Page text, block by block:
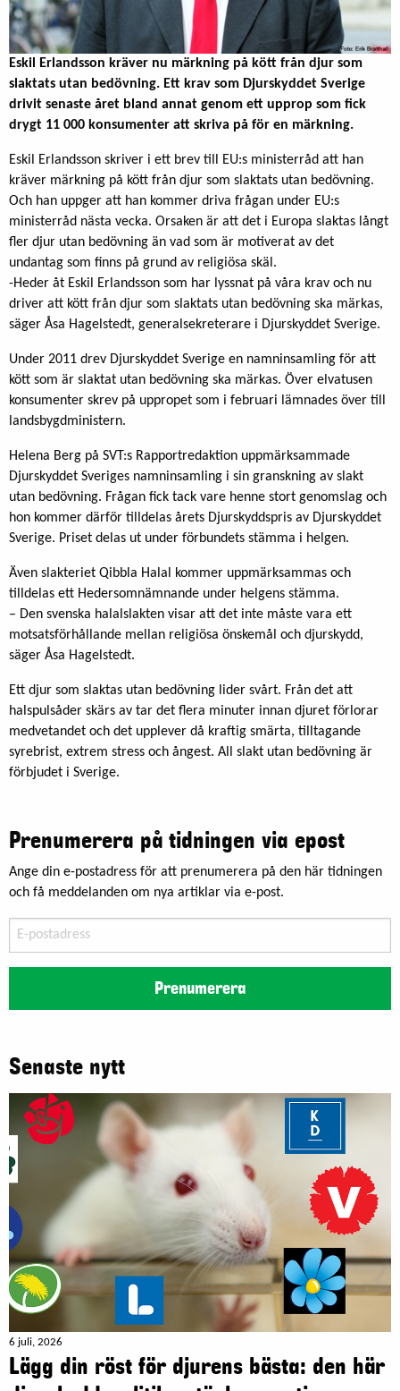
Eskil Erlandsson kräver nu märkning på kött från djur som
slaktats utan bedövning. Ett krav som Djurskyddet Sverige
drivit senaste året bland annat genom ett upprop som fick
drygt 11 000 konsumenter att skriva på för en märkning.
Eskil Erlandsson skriver i ett brev till EU:s ministerråd att han
kräver märkning på kött från djur som slaktats utan bedövning.
Och han uppger att han kommer driva frågan under EU:s
ministerråd nästa vecka. Orsaken är att det i Europa slaktas långt
fler djur utan bedövning än vad som är motiverat av det
undantag som finns på grund av religiösa skäl.
-Heder åt Eskil Erlandsson som har lyssnat på våra krav och nu
driver att kött från djur som slaktats utan bedövning ska märkas,
säger Åsa Hagelstedt, generalsekreterare i Djurskyddet Sverige.
Under 2011 drev Djurskyddet Sverige en namninsamling för att
kött som är slaktat utan bedövning ska märkas. Över elvatusen
konsumenter skrev på uppropet som i februari lämnades över till
landsbygdministern.
Helena Berg på SVT:s Rapportredaktion uppmärksammade
Djurskyddet Sveriges namninsamling i sin granskning av slakt
utan bedövning. Frågan fick tack vare henne stort genomslag och
hon kommer därför tilldelas årets Djurskyddspris av Djurskyddet
Sverige. Priset delas ut under förbundets stämma i helgen.
Även slakteriet Qibbla Halal kommer uppmärksammas och
tilldelas ett Hedersomnämnande under helgens stämma.
– Den svenska halalslakten visar att det inte måste vara ett
motsatsförhållande mellan religiösa önskemål och djurskydd,
säger Åsa Hagelstedt.
Ett djur som slaktas utan bedövning lider svårt. Från det att
halspulsåder skärs av tar det flera minuter innan djuret förlorar
medvetandet och det upplever då kraftig smärta, tilltagande
syrebrist, extrem stress och ångest. All slakt utan bedövning är
förbjudet i Sverige.
Prenumerera på tidningen via epost
Ange din e-postadress för att prenumerera på den här tidningen
och få meddelanden om nya artiklar via e-post.
postadress
Prenumerera
Senaste nytt
6 juli, 2026
Lägg din röst för djurens bästa: den här